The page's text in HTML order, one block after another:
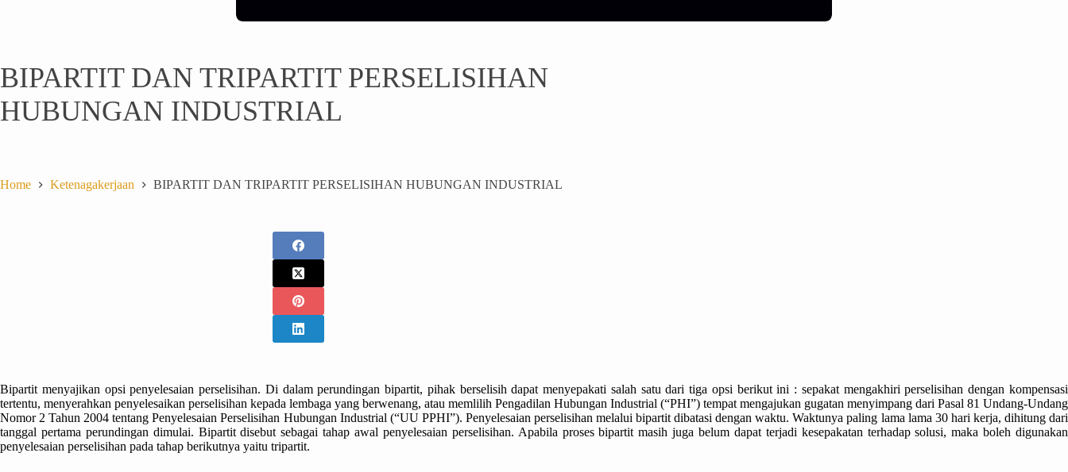
BIPARTIT DAN TRIPARTIT PERSELISIHAN
HUBUNGAN INDUSTRIAL
Home Ketenagakerjaan BIPARTIT DAN TRIPARTIT PERSELISIHAN HUBUNGAN INDUSTRIAL
Bipartit menyajikan opsi penyelesaian perselisihan. Di dalam perundingan bipartit, pihak berselisih dapat menyepakati salah satu dari tiga opsi berikut ini : sepakat mengakhiri perselisihan dengan kompensasi
tertentu, menyerahkan penyelesaikan perselisihan kepada lembaga yang berwenang, atau memlilih Pengadilan Hubungan Industrial (“PHI”) tempat mengajukan gugatan menyimpang dari Pasal 81 Undang-Undang
Nomor 2 Tahun 2004 tentang Penyelesaian Perselisihan Hubungan Industrial (“UU PPHI”). Penyelesaian perselisihan melalui bipartit dibatasi dengan waktu. Waktunya paling lama lama 30 hari kerja, dihitung dari
tanggal pertama perundingan dimulai. Bipartit disebut sebagai tahap awal penyelesaian perselisihan. Apabila proses bipartit masih juga belum dapat terjadi kesepakatan terhadap solusi, maka boleh digunakan
penyelesaian perselisihan pada tahap berikutnya yaitu tripartit.